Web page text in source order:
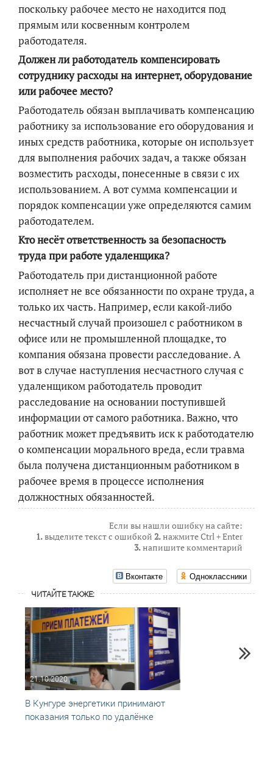
поскольку рабочее место не находится под
прямым или косвенным контролем
работодателя.
Должен ли работодатель компенсировать
сотруднику расходы на интернет, оборудование
или рабочее место?
Работодатель обязан выплачивать компенсацию
работнику за использование его оборудования и
иных средств работника, которые он использует
для выполнения рабочих задач, а также обязан
возместить расходы, понесенные в связи с их
использованием. А вот сумма компенсации и
порядок компенсации уже определяются самим
работодателем.
Кто несёт ответственность за безопасность
труда при работе удаленщика?
Работодатель при дистанционной работе
исполняет не все обязанности по охране труда, а
только их часть. Например, если какой-либо
несчастный случай произошел с работником в
офисе или не промышленной площадке, то
компания обязана провести расследование. А
вот в случае наступления несчастного случая с
удаленщиком работодатель проводит
расследование на основании поступившей
информации от самого работника. Важно, что
работник может предъявить иск к работодателю
о компенсации морального вреда, если травма
была получена дистанционным работником в
рабочее время в процессе исполнения
должностных обязанностей.
Если вы нашли ошибку на сайте:
1.выделите текст с ошибкой 2.нажмите Ctrl + Enter
3.напишите комментарий
Вконтакте Одноклассники
ЧИТАЙТЕ ТАКЖЕ:
21.10.2020
В Кунгуре энергетики принимают
показания только по удалёнке